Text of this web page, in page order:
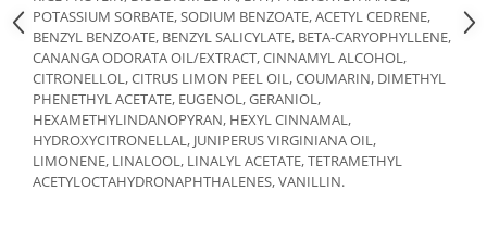
POTASSIUM SORBATE, SODIUM BENZOATE, ACETYL CEDRENE,
BENZYL BENZOATE, BENZYL SALICYLATE, BETA-CARYOPHYLLENE,
CANANGA ODORATA OIL/EXTRACT, CINNAMYL ALCOHOL,
CITRONELLOL, CITRUS LIMON PEEL OIL, COUMARIN, DIMETHYL
PHENETHYL ACETATE, EUGENOL, GERANIOL,
HEXAMETHYLINDANOPYRAN, HEXYL CINNAMAL,
HYDROXYCITRONELLAL, JUNIPERUS VIRGINIANA OIL,
LIMONENE, LINALOOL, LINALYL ACETATE, TETRAMETHYL
ACETYLOCTAHYDRONAPHTHALENES, VANILLIN.